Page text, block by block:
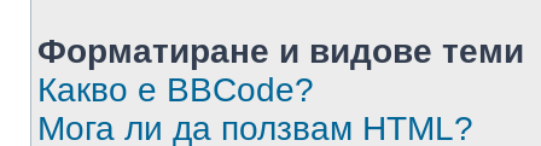
Форматиране и видове теми
Какво е BBCode?
Мога ли да ползвам HTML?